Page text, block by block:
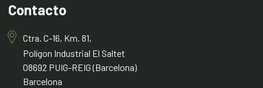
Contacto
Ctra. C-16, Km. 81,
Polígon Industrial El Saltet
08692 PUIG-REIG (Barcelona)
Barcelona